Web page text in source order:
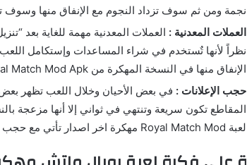
نجمة ومن ثم سوف تزداد النجوم مع الإنفاق منها وسوف
العملات المعدنية :
نظراً لأنها تٌستخدم في شراء المساعدات وإستكامل اللعب
الإنفاق منها في النسخة المهكرة من Royal Match Mod Apk.
حجب الإعلانات : في بعض الأحيان وخلال اللعب تظهر بعض
المقاطع تكون سريعة وتنتهي في ثواني إلا أنها مزعجة
لعبة Royal Match Mod مهكرة اخر اصدار تأتي مع حجب كامل للإعلانات المنبثقة.